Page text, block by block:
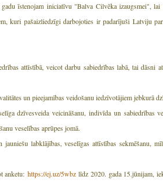
īstenojam iniciatīvu "Balva Cilvēka izaugsmei",
kuri pašaizliedzīgi darbojoties ir padarījuši Latviju
attīstībā, veicot darbu sabiedrības labā, tai dāsni
un pieejamības veidošanu iedzīvotājiem jebkurā
dzīvesveida veicināšanu, indivīda un sabiedrības
veselības aprūpes jomā.
labklājības, veselīgas attīstības sekmēšanu,
anketu: https://ej.uz/5wbzlīdz 2020. gada 15.jūnijam,